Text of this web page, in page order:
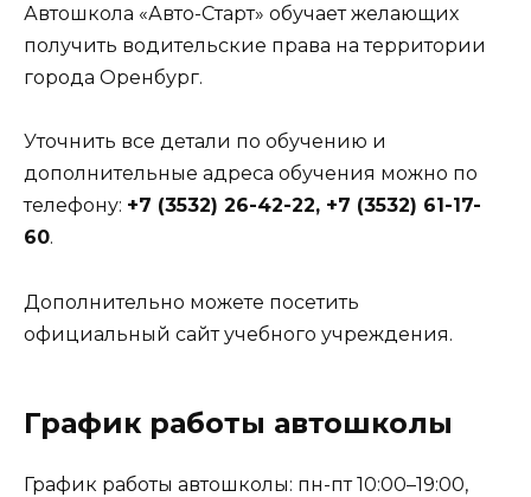
Автошкола «Авто-Старт» обучает желающих
получить водительские права на территории
города Оренбург.
Уточнить все детали по обучению и
дополнительные адреса обучения можно по
телефону: +7 (3532) 26-42-22, +7 (3532) 61-17-
60.
Дополнительно можете посетить
официальный сайт учебного учреждения.
График работы автошколы
График работы автошколы: пн-пт 10:00–19:00,